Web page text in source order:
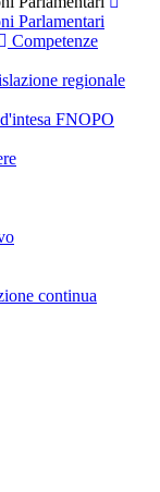
Parlamentari
Competenze
regionale
FNOPO
continua